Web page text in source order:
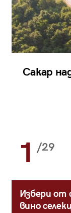
Сакар
1 /29
Избери от
вино